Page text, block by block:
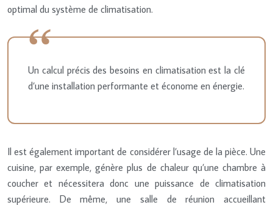
optimal du système de climatisation.
Un calcul précis des besoins en climatisation est la clé
d’une installation performante et économe en énergie.
Il est également important de considérer l’usage de la pièce. Une
cuisine, par exemple, génère plus de chaleur qu’une chambre à
coucher et nécessitera donc une puissance de climatisation
supérieure. De même, une salle de réunion accueillant